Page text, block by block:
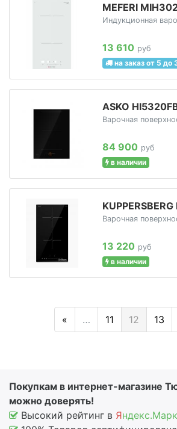
MEFERI
Индукционная
13 610 руб
на заказ от 5 до
ASKO
Варочная
84 900 руб
в наличии
Варочная
13 220 руб
в наличии
« … 11 12 13
Покупкам в интернет-магазине
можно доверять!
Высокий рейтинг в Я